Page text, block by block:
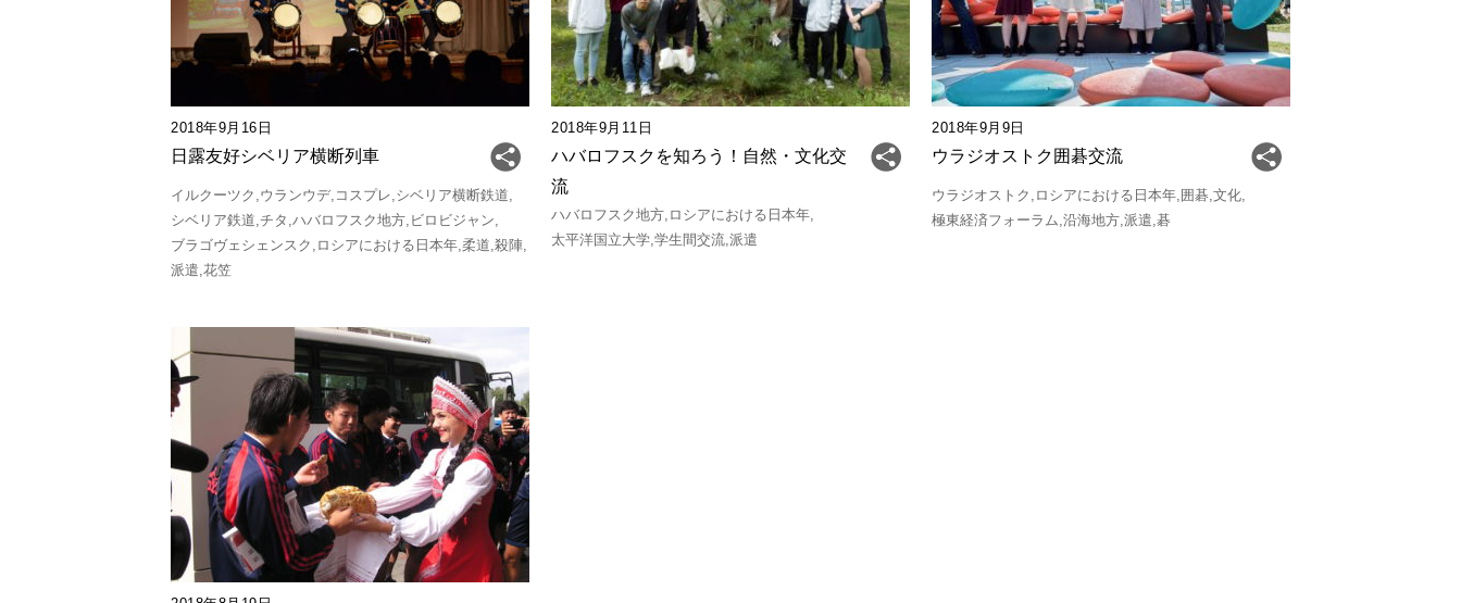
2018年9月16日
日露友好シベリア横断列車
イルクーツク ウランウデ コスプレ シベリア横断鉄道
シベリア鉄道 チタ ハバロフスク地方 ビロビジャン
ブラゴヴェシェンスク ロシアにおける日本年 柔道 殺陣
派遣 花笠
2018年9月11日
ハバロフスクを知ろう！自然・文化交
流
ハバロフスク地方 ロシアにおける日本年
太平洋国立大学 学生間交流 派遣
2018年9月9日
ウラジオストク囲碁交流
ウラジオストク ロシアにおける日本年 囲碁 文化
極東経済フォーラム 沿海地方 派遣 碁